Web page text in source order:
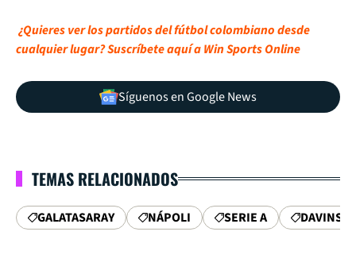
¿Quieres ver los partidos del fútbol colombiano desde
cualquier lugar? Suscríbete aquí a Win Sports Online
Síguenos en Google News
TEMAS RELACIONADOS
GALATASARAY NÁPOLI SERIE A